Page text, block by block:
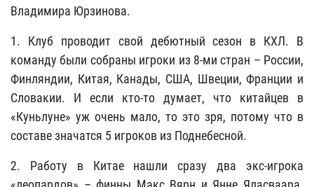
Владимира Юрзинова.
1. Клуб проводит свой дебютный сезон в КХЛ. В
команду были собраны игроки из 8-ми стран – России,
Финляндии, Китая, Канады, США, Швеции, Франции и
Словакии. И если кто-то думает, что китайцев в
«Куньлуне» уж очень мало, то это зря, потому что в
составе значатся 5 игроков из Поднебесной.
2. Работу в Китае нашли сразу два экс-игрока